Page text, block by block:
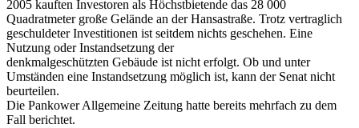
2005 kauften Investoren als Höchstbietende das 28 000
Quadratmeter große Gelände an der Hansastraße. Trotz vertraglich
geschuldeter Investitionen ist seitdem nichts geschehen. Eine
Nutzung oder Instandsetzung der
denkmalgeschützten Gebäude ist nicht erfolgt. Ob und unter
Umständen eine Instandsetzung möglich ist, kann der Senat nicht
beurteilen.
Die Pankower Allgemeine Zeitung hatte bereits mehrfach zu dem
Fall berichtet.